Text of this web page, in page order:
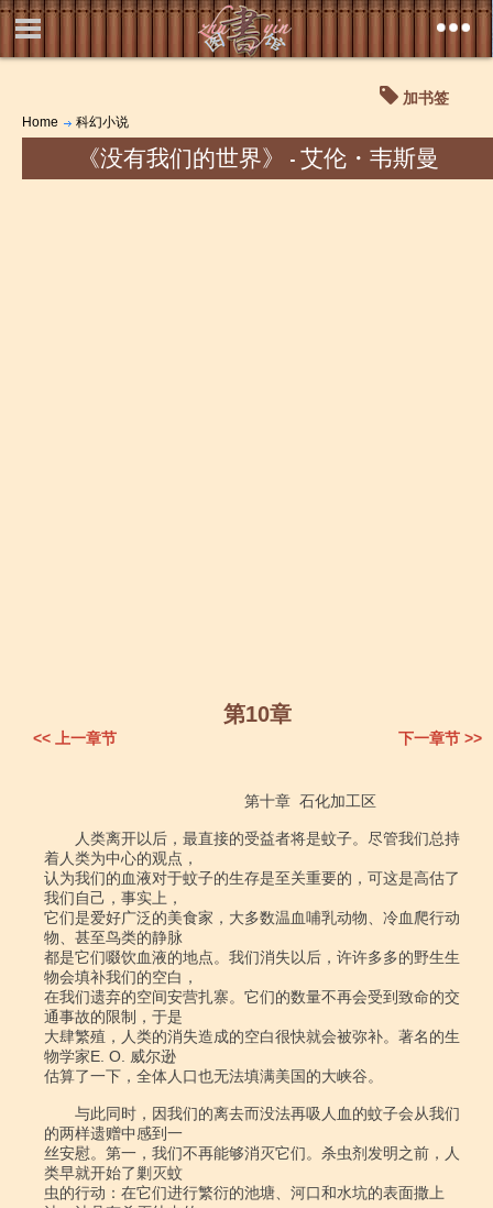
加书签
Home 科幻小说
《没有我们的世界》 - 艾伦・韦斯曼
第10章
<< 上一章节 下一章节 >>